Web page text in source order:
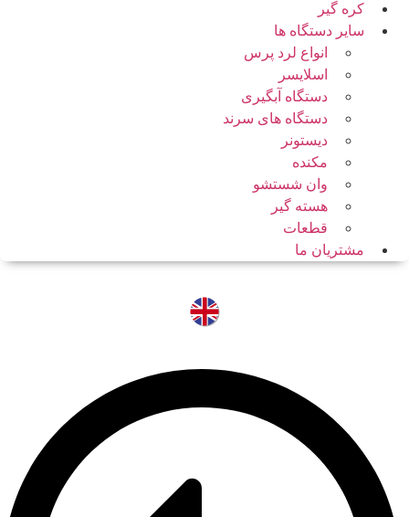
کره گیر
سایر دستگاه ها
انواع لرد پرس
اسلایسر
دستگاه آبگیری
دستگاه های سرند
دیستونر
مکنده
وان شستشو
هسته گیر
قطعات
مشتریان ما